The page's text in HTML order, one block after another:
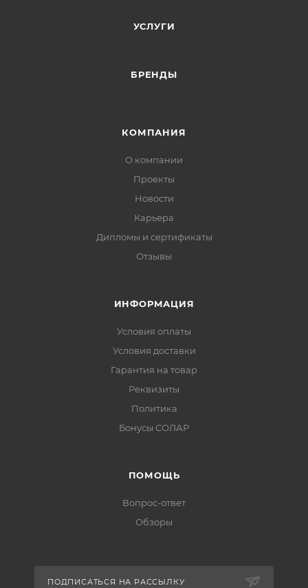
УСЛУГИ
БРЕНДЫ
КОМПАНИЯ
О компании
Проекты
Новости
Карьера
Дипломы и сертификаты
Отзывы
ИНФОРМАЦИЯ
Условия оплаты
Условия доставки
Гарантия на товар
Реквизиты
Политика
Бонусы СОЛАР
ПОМОЩЬ
Вопрос-ответ
Обзоры
ПОДПИСАТЬСЯ НА РАССЫЛКУ